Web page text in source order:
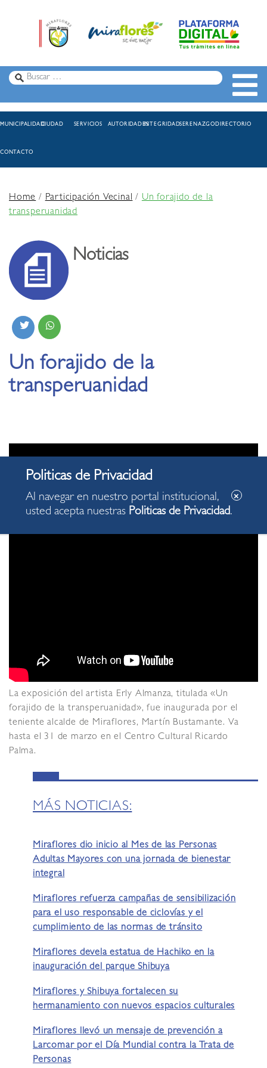
MUNICIPALIDADCIUDAD SERVICIOS AUTORIDADESINTEGRIDADSERENAZGODIRECTORIO
CONTACTO
Home/Participación Vecinal/Un forajido de la
transperuanidad
Noticias
Un forajido de la
transperuanidad
La exposición del artista Erly Almanza, titulada «Un
forajido de la transperuanidad», fue inaugurada por el
teniente alcalde de Miraflores, Martín Bustamante. Va
hasta el 31 de marzo en el Centro Cultural Ricardo
Palma.
MÁS NOTICIAS:
Miraflores dio inicio al Mes de las Personas
Adultas Mayores con una jornada de bienestar
integral
Miraflores refuerza campañas de sensibilización
para el uso responsable de ciclovías y el
cumplimiento de las normas de tránsito
Miraflores devela estatua de Hachiko en la
inauguración del parque Shibuya
Miraflores y Shibuya fortalecen su
hermanamiento con nuevos espacios culturales
Miraflores llevó un mensaje de prevención a
Larcomar por el Día Mundial contra la Trata de
Personas
Al navegar en nuestro portal institucional,
usted acepta nuestras Politicas de Privacidad.